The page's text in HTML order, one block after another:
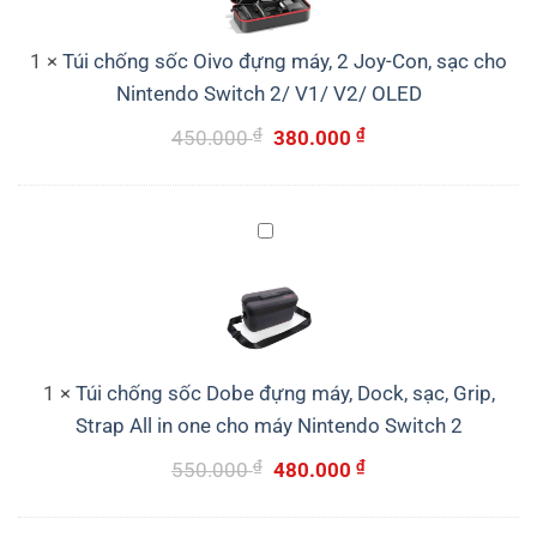
đựng
2
Joy-
Con,
Nintendo
2/
V1/
V2/
1 × Túi chống sốc Oivo đựng máy, 2 Joy-Con, sạc cho
Nintendo Switch 2/ V1/ V2/ OLED
450.000₫
Giá
450.000 ₫.
380.000₫Giá
Túi
sốc
Dobe
đựng
máy,
Dock,
sạc,
Grip,
1 × Túi chống sốc Dobe đựng máy, Dock, sạc, Grip,
Strap All in one cho máy Nintendo Switch 2
550.000₫
Giá
480.000₫Giá